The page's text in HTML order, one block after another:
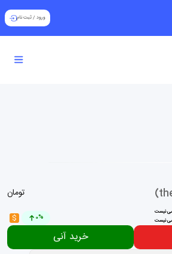
ورود /ثبت نام
نیست
نیست
تومان
0%
$
خرید آنی